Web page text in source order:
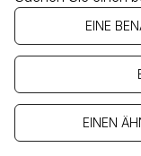
EINE
EINEN